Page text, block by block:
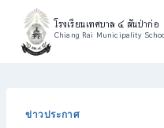
content
โรงเรียนเทศบาล ๔ สันป่าก่อ
Chiang Rai Municipality
ข่าวประกาศ